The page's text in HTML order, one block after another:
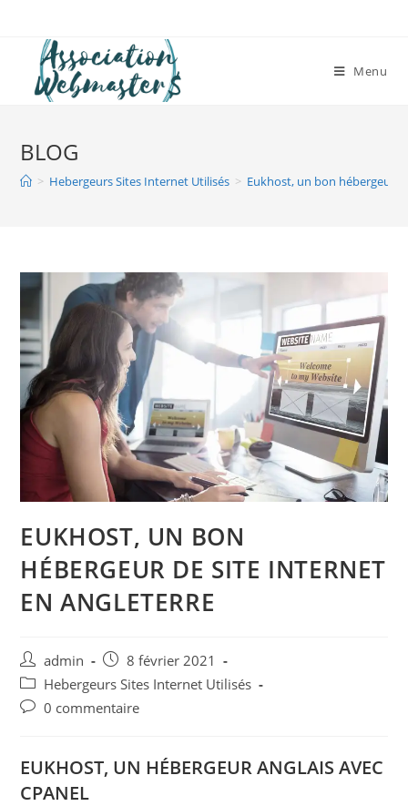
content
Menu
BLOG
> Hebergeurs Sites Internet Utilisés > Eukhost, un bon hébergeur
EUKHOST, UN BON
HÉBERGEUR DE SITE INTERNET
EN ANGLETERRE
Auteur/autrice
de
la
publication :
admin
Post
published:
8 février 2021
Post
category:
Hebergeurs Sites Internet Utilisés
Post0 commentaire
EUKHOST, UN HÉBERGEUR ANGLAIS AVEC
CPANEL